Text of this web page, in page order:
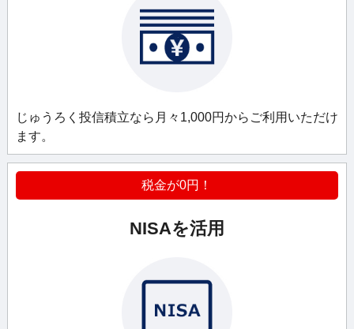
じゅうろく投信積立なら 月々1,000円から ご利用いただけ
ます。
税金が0円！
NISAを活用